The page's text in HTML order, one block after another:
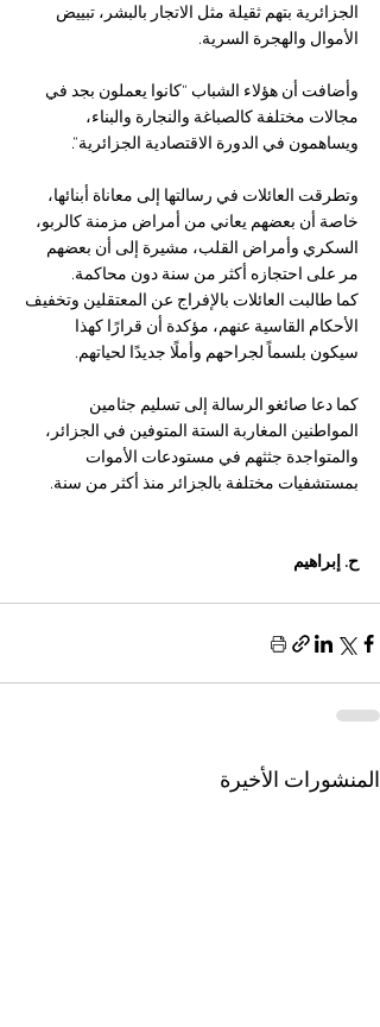
الجزائرية بتهم ثقيلة مثل الاتجار بالبشر، تبييض
الأموال والهجرة السرية.
وأضافت أن هؤلاء الشباب “كانوا يعملون بجد في
مجالات مختلفة كالصباغة والنجارة والبناء،
ويساهمون في الدورة الاقتصادية الجزائرية”.
وتطرقت العائلات في رسالتها إلى معاناة أبنائها،
خاصة أن بعضهم يعاني من أمراض مزمنة كالربو،
السكري وأمراض القلب، مشيرة إلى أن بعضهم
مر على احتجازه أكثر من سنة دون محاكمة.
كما طالبت العائلات بالإفراج عن المعتقلين وتخفيف
الأحكام القاسية عنهم، مؤكدة أن قرارًا كهذا
سيكون بلسماً لجراحهم وأملًا جديدًا لحياتهم.
كما دعا صائغو الرسالة إلى تسليم جثامين
المواطنين المغاربة الستة المتوفين في الجزائر،
والمتواجدة جثثهم في مستودعات الأموات
بمستشفيات مختلفة بالجزائر منذ أكثر من سنة.
ح. إبراهيم
المنشورات الأخيرة